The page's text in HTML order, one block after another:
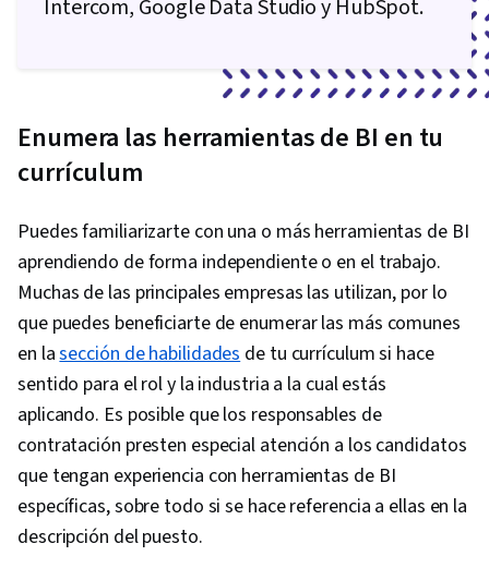
Intercom, Google Data Studio y HubSpot.
Enumera las herramientas de BI en tu
currículum
Puedes familiarizarte con una o más herramientas de BI
aprendiendo de forma independiente o en el trabajo.
Muchas de las principales empresas las utilizan, por lo
que puedes beneficiarte de enumerar las más comunes
en lasección de habilidadesde tu currículum si hace
sentido para el rol y la industria a la cual estás
aplicando. Es posible que los responsables de
contratación presten especial atención a los candidatos
que tengan experiencia con herramientas de BI
específicas, sobre todo si se hace referencia a ellas en la
descripción del puesto.